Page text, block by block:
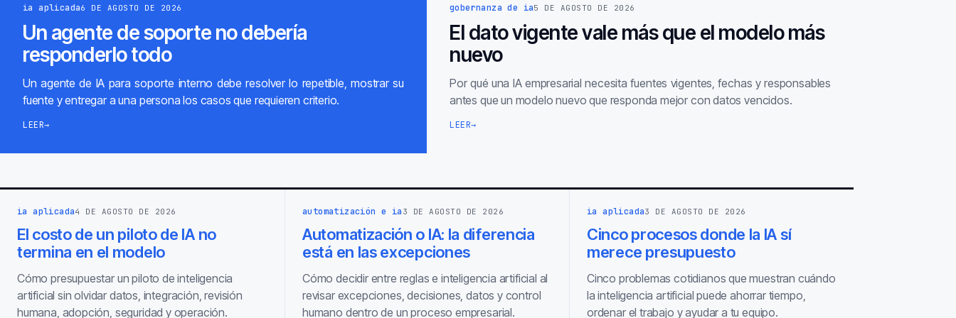
ia aplicada6 DE AGOSTO DE 2026
Un agente de soporte no debería
responderlo todo
Un agente de IA para soporte interno debe resolver lo repetible, mostrar su
fuente y entregar a una persona los casos que requieren criterio.
LEER→
gobernanza de ia5 DE AGOSTO DE 2026
El dato vigente vale más que el modelo más
nuevo
Por qué una IA empresarial necesita fuentes vigentes, fechas y responsables
antes que un modelo nuevo que responda mejor con datos vencidos.
LEER→
ia aplicada4 DE AGOSTO DE 2026
El costo de un piloto de IA no
termina en el modelo
Cómo presupuestar un piloto de inteligencia
artificial sin olvidar datos, integración, revisión
humana, adopción, seguridad y operación.
automatización e ia 3 DE AGOSTO DE 2026
Automatización o IA: la diferencia
está en las excepciones
Cómo decidir entre reglas e inteligencia artificial al
revisar excepciones, decisiones, datos y control
humano dentro de un proceso empresarial.
ia aplicada3 DE AGOSTO DE 2026
Cinco procesos donde la IA sí
merece presupuesto
Cinco problemas cotidianos que muestran cuándo
la inteligencia artificial puede ahorrar tiempo,
ordenar el trabajo y ayudar a tu equipo.